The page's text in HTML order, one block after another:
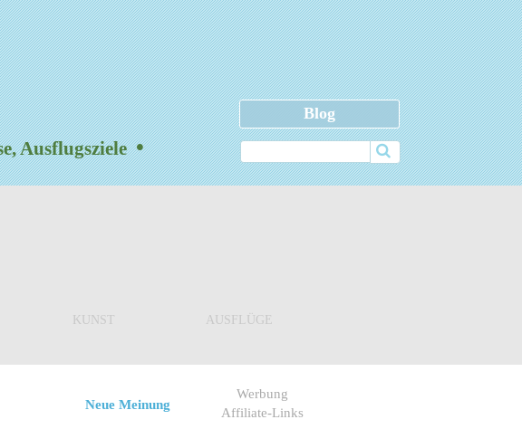
Blog
Ausflugsziele•
KUNST AUSFLÜGE
Neue Meinung
Werbung
Affiliate-Links